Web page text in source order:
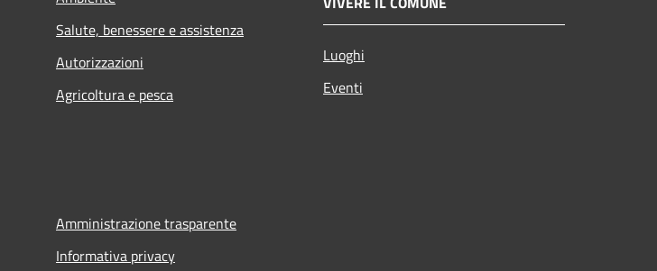
Salute, benessere e assistenza
Autorizzazioni
Agricoltura e pesca
Luoghi
Eventi
Amministrazione trasparente
Informativa privacy